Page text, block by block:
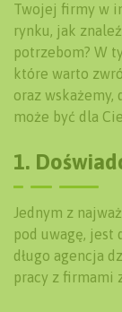
Twojej firmy w
rynku, jak
potrzebom? W
które warto
oraz wskażemy,
może być dla
1.
Jednym z
pod uwagę, jest
długo agencja
pracy z firmami